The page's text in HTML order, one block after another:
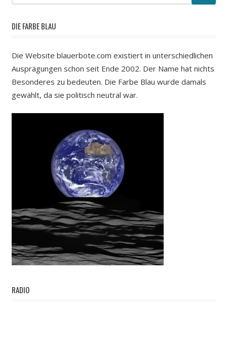
DIE FARBE BLAU
Die Website blauerbote.com existiert in unterschiedlichen
Ausprägungen schon seit Ende 2002. Der Name hat nichts
Besonderes zu bedeuten. Die Farbe Blau wurde damals
gewählt, da sie politisch neutral war.
RADIO